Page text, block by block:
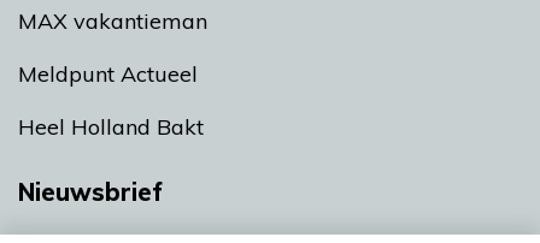
MAX vakantieman
Meldpunt Actueel
Heel Holland Bakt
Nieuwsbrief